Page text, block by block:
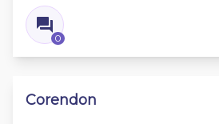
0
Corendon